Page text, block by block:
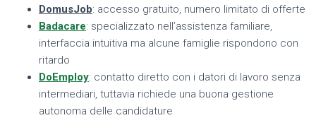
DomusJob: accesso gratuito, numero limitato di offerte
Badacare: specializzato nell’assistenza familiare,
interfaccia intuitiva ma alcune famiglie rispondono con
ritardo
DoEmploy: contatto diretto con i datori di lavoro senza
intermediari, tuttavia richiede una buona gestione
autonoma delle candidature